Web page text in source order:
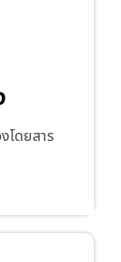
โดยสาร